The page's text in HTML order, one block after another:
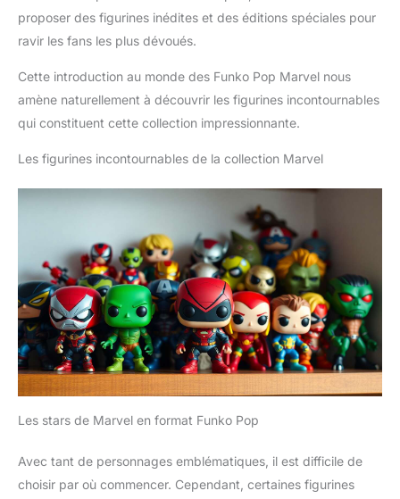
proposer des figurines inédites et des éditions spéciales pour
ravir les fans les plus dévoués.
Cette introduction au monde des Funko Pop Marvel nous
amène naturellement à découvrir les figurines incontournables
qui constituent cette collection impressionnante.
Les figurines incontournables de la collection Marvel
Les stars de Marvel en format Funko Pop
Avec tant de personnages emblématiques, il est difficile de
choisir par où commencer. Cependant, certaines figurines